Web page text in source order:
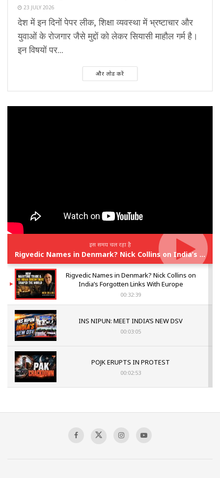
23 JULY 2026
देश में इन दिनों पेपर लीक, शिक्षा व्यवस्था में भ्रष्टाचार और
युवाओं के रोजगार जैसे मुद्दों को लेकर सियासी माहौल गर्म है।
इन विषयों पर...
और लोड करें
इस समय चल रहा है
Rigvedic Names in Denmark? Nick Collins on India’s Forgotten Links With Europe
Rigvedic Names in Denmark? Nick Collins on
India’s Forgotten Links With Europe
00:32:39
INS NIPUN: MEET INDIA’S NEW DSV
00:03:05
POJK ERUPTS IN PROTEST
00:02:53
Sagar